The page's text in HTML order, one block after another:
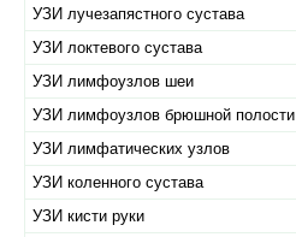
УЗИ лучезапястного сустава
УЗИ локтевого сустава
УЗИ лимфоузлов шеи
УЗИ лимфоузлов брюшной полости
УЗИ лимфатических узлов
УЗИ коленного сустава
УЗИ кисти руки